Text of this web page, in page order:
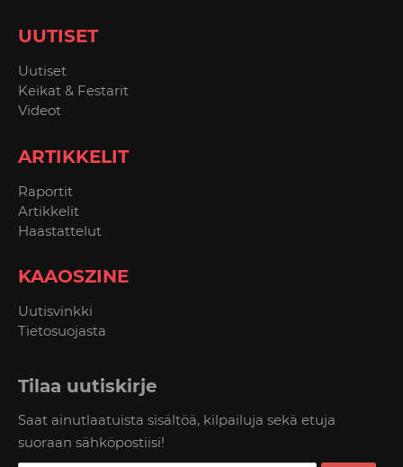
UUTISET
Uutiset
Keikat & Festarit
Videot
ARTIKKELIT
Raportit
Artikkelit
Haastattelut
KAAOSZINE
Uutisvinkki
Tietosuojasta
Tilaa uutiskirje
Saat ainutlaatuista sisältöä, kilpailuja sekä etuja
suoraan sähköpostiisi!